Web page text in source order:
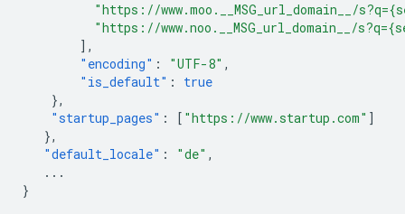
"https://www.moo.__MSG_url_domain__/
"https://www.noo.__MSG_url_domain__/
],
"encoding" : "UTF-8" ,
"is_default" :
true
},
"startup_pages" : [ "https://www.startup.com" ]
},
"default_locale" : "de" ,
...
}